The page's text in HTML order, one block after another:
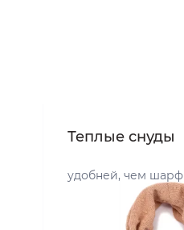
Теплые снуды
удобней, чем шарф